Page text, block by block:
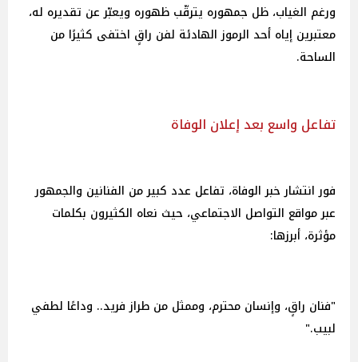
ورغم الغياب، ظل جمهوره يترقّب ظهوره ويعبّر عن تقديره له،
معتبرين إياه أحد الرموز الهادئة لفن راقٍ اختفى كثيرًا من
الساحة.
تفاعل واسع بعد إعلان الوفاة
فور انتشار خبر الوفاة، تفاعل عدد كبير من الفنانين والجمهور
عبر مواقع التواصل الاجتماعي، حيث نعاه الكثيرون بكلمات
مؤثرة، أبرزها:
"فنان راقٍ، وإنسان محترم، وممثل من طراز فريد.. وداعًا لطفي
لبيب."